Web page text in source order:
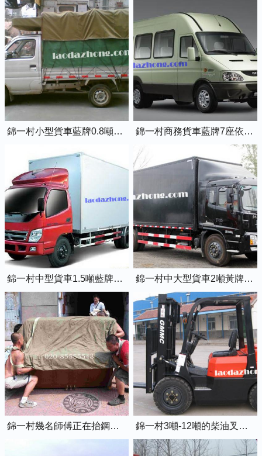
錦一村小型貨車藍牌0.8噸小卡車 錦一村商務貨車藍牌7座依維柯全順車
錦一村中型貨車1.5噸藍牌4米2廂式貨車 錦一村中大型貨車2噸黃牌5米2廂式貨車
錦一村幾名師傅正在抬鋼琴上樓 錦一村3噸-12噸的柴油叉車出租